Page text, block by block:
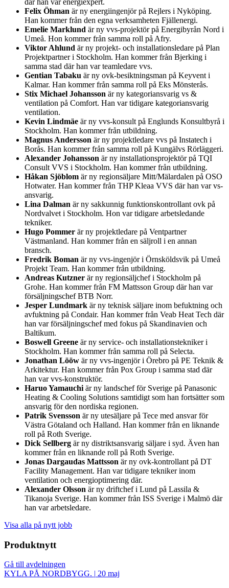
där han var energiexpert.
Felix Öhman är ny energiingenjör på Rejlers i Nyköping.
Han kommer från den egna verksamheten Fjällenergi.
Emelie Marklund är ny vvs-projektör på Energibyrån Nord i
Umeå. Hon kommer från samma roll på Afry.
Viktor Ahlund är ny projekt- och installationsledare på Plan
Projektpartner i Stockholm. Han kommer från Bjerking i
samma stad där han var teamledare vvs.
Gentian Tabaku är ny ovk-besiktningsman på Keyvent i
Kalmar. Han kommer från samma roll på Eks Mönsterås.
Stix Michael Johansson är ny kategoriansvarig vs &
ventilation på Comfort. Han var tidigare kategoriansvarig
ventilation.
Kevin Lindmäe är ny vvs-konsult på Englunds Konsultbyrå i
Stockholm. Han kommer från utbildning.
Magnus Andersson är ny projektledare vvs på Instatech i
Borås. Han kommer från samma roll på Kungälvs Rörläggeri.
Alexander Johansson är ny installationsprojektör på TQI
Consult VVS i Stockholm. Han kommer från utbildning.
Håkan Sjöblom är ny regionsäljare Mitt/Mälardalen på OSO
Hotwater. Han kommer från THP Kleaa VVS där han var vs-
ansvarig.
Lina Dalman är ny sakkunnig funktionskontrollant ovk på
Nordvalvet i Stockholm. Hon var tidigare arbetsledande
tekniker.
Hugo Pommer är ny projektledare på Ventpartner
Västmanland. Han kommer från en säljroll i en annan
bransch.
Fredrik Boman är ny vvs-ingenjör i Örnsköldsvik på Umeå
Projekt Team. Han kommer från utbildning.
Andreas Kutzner är ny regionsäljchef i Stockholm på
Grohe. Han kommer från FM Mattsson Group där han var
försäljningschef BTB Norr.
Jesper Lundmark är ny teknisk säljare inom befuktning och
avfuktning på Condair. Han kommer från Veab Heat Tech där
han var försäljningschef med fokus på Skandinavien och
Baltikum.
Boswell Greene är ny service- och installationstekniker i
Stockholm. Han kommer från samma roll på Selecta.
Jonathan Lööw är ny vvs-ingenjör i Örebro på PE Teknik &
Arkitektur. Han kommer från Pox Group i samma stad där
han var vvs-konstruktör.
Haruo Yamauchi är ny landschef för Sverige på Panasonic
Heating & Cooling Solutions samtidigt som han fortsätter som
ansvarig för den nordiska regionen.
Patrik Svensson är ny utesäljare på Tece med ansvar för
Västra Götaland och Halland. Han kommer från en liknande
roll på Roth Sverige.
Dick Sellberg är ny distriktsansvarig säljare i syd. Även han
kommer från en liknande roll på Roth Sverige.
Jonas Dargaudas Mattsson är ny ovk-kontrollant på DT
Facility Management. Han var tidigare tekniker inom
ventilation och energioptimering där.
Alexander Olsson är ny driftchef i Lund på Lassila &
Tikanoja Sverige. Han kommer från ISS Sverige i Malmö där
han var arbetsledare.
Visa alla på nytt jobb
Produktnytt
Gå till avdelningen
KYLA PÅ NORDBYGG. | 20 maj